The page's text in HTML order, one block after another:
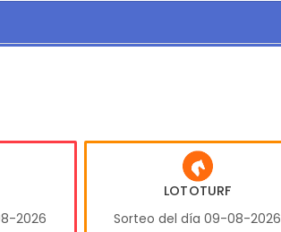
2026
LOTOTURF
Sorteo del día 09-08-2026